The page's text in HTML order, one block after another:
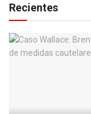
Recientes